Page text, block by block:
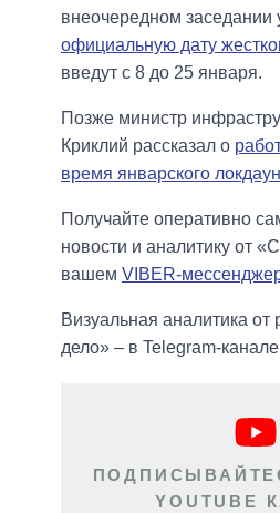
внеочередном заседании
официальную дату
введут с 8 до 25 января.
Позже министр
Криклий рассказал о
время январского
Получайте оперативно
новости и аналитику от
вашем VIBER-
Визуальная аналитика
дело» – в Telegram-канале
YOUTUBE